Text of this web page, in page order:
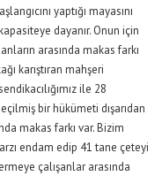
yaptığı mayasını
dayanır. Onun için
arasında makas farkı
karıştıran mahşeri
ile 28
bir hükümeti dışarıdan
makas farkı var. Bizim
endam edip 41 tane çeteyi
çalışanlar arasında